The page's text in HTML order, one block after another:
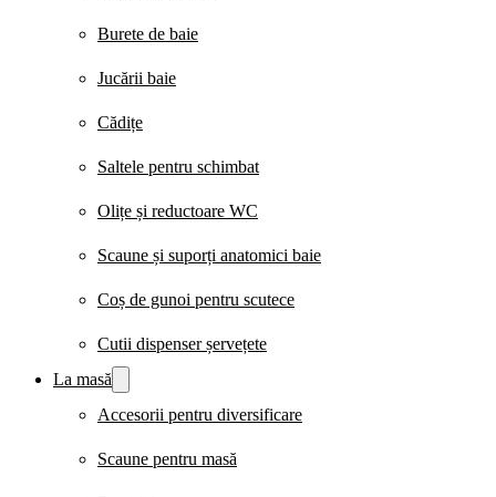
Burete de baie
Jucării baie
Cădițe
Saltele pentru schimbat
Olițe și reductoare WC
Scaune și suporți anatomici baie
Coș de gunoi pentru scutece
Cutii dispenser șervețete
La masă
Accesorii pentru diversificare
Scaune pentru masă